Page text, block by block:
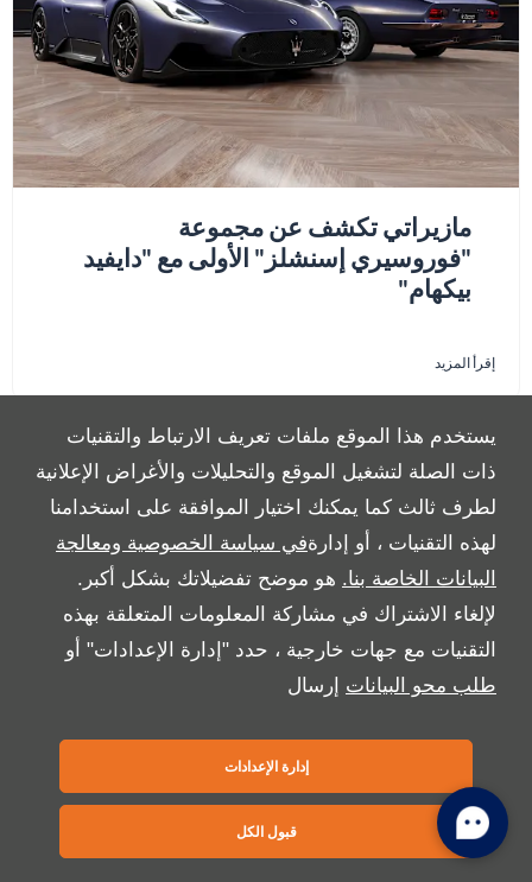
يستخدم هذا الموقع ملفات تعريف الارتباط والتقنيات
ذات الصلة لتشغيل الموقع والتحليلات والأغراض الإعلانية
لطرف ثالث كما يمكنك اختيار الموافقة على استخدامنا
لهذه التقنيات ، أو إدارةفي سياسة الخصوصية ومعالجة
البيانات الخاصة بنا. هو موضح تفضيلاتك بشكل أكبر.
لإلغاء الاشتراك في مشاركة المعلومات المتعلقة بهذه
التقنيات مع جهات خارجية ، حدد "إدارة الإعدادات" أو
طلب محو البيانات إرسال
إدارة الإعدادات
قبول الكل
مازيراتي تكشف عن مجموعة
"فوروسيري إسنشلز" الأولى مع "دايفيد
بيكهام"
إقرأ المزيد
الدورة 27 من سباق فيرناسكا سيلفر فلاج